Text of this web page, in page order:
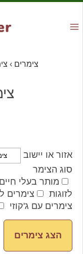
צימרים ›
אזור או יישוב
סוג הצימר
מותר בעלי חיים
לזוגות
צימרים
צימרים עם ג'קוזי